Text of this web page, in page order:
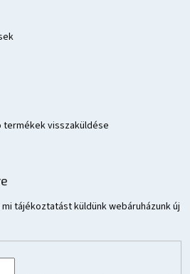
visszaküldése
tájékoztatást küldünk webáruházunk új